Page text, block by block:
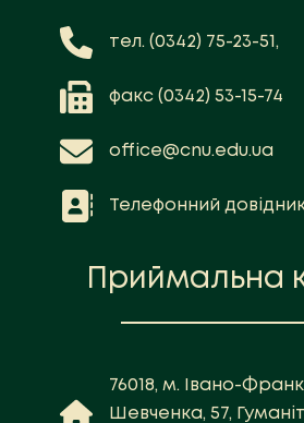
тел. (0342) 75-23-51,
факс (0342) 53-15-74
office@cnu.edu.ua
Телефонний
Приймальна
76018, м. Івано-
Шевченка, 57,